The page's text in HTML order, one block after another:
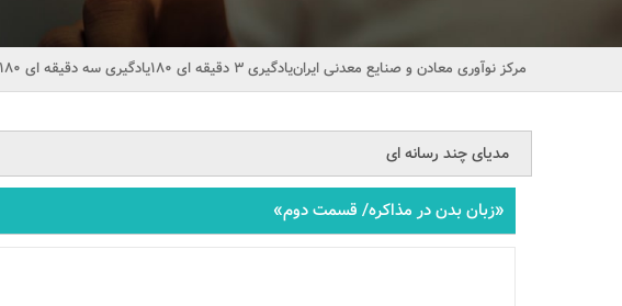
مرکز نوآوری معادن و صنایع معدنی ایرانیادگیری 3 دقیقه ای 180 یادگیری سه دقیقه ای 180
مدیای چند رسانه ای
«زبان بدن در مذاکره/ قسمت دوم»